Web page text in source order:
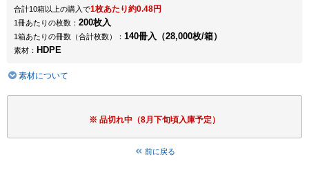
合計10箱以上の購入で1枚あたり約0.48円
1冊あたりの枚数： 200枚入
1箱あたりの冊数（合計枚数）： 140冊入（28,000枚/箱）
素材： HDPE
素材について
品切れ中（8月下旬頃入庫予定）
前に戻る